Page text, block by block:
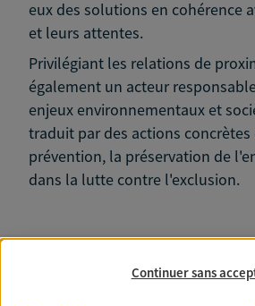
eux des solutions en cohérence
et leurs attentes.
Privilégiant les relations de
également un acteur
enjeux environnementaux et
traduit par des actions concrètes
prévention, la préservation de
dans la lutte contre l'exclusion.
Continuer sans